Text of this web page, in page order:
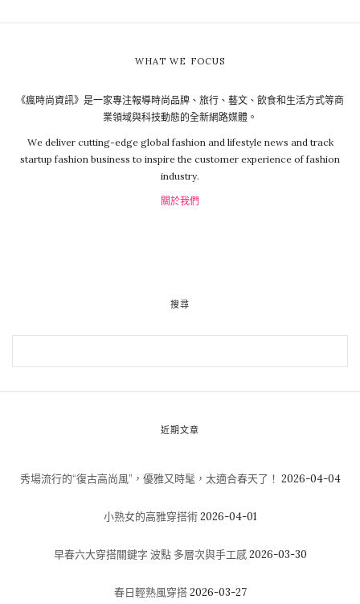
WHAT WE FOCUS
《瘋時尚資訊》是一家專注報導時尚品牌、旅行、藝文、飲食和生活方式等商
業領域與科技動態的全新網路媒體。
We deliver cutting-edge global fashion and lifestyle news and track
startup fashion business to inspire the customer experience of fashion
industry.
關於我們
搜尋
近期文章
秀場流行的“復古高尚風”，優雅又時髦，太適合春天了！ 2026-04-04
小熟女的高雅穿搭術 2026-04-01
早春六大穿搭關鍵字 波點 多層次與手工感 2026-03-30
春日輕熟風穿搭 2026-03-27